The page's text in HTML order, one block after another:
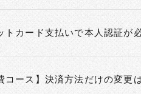
トカード支払いで本人認証が
コース】決済方法だけの変更